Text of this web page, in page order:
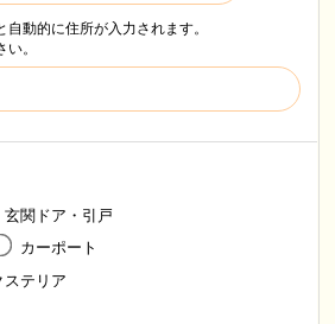
動的に住所が入力されます。
。
玄関ドア・引戸
カーポート
ステリア